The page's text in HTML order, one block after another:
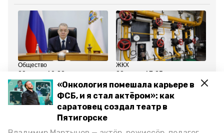
«Онкология помешала карьере в
ФСБ, и я стал актёром»: как
саратовец создал театр в
Пятигорске
Общество
29 мая , 10:38
Глава Ставрополья:
«Устраняем последствия
стихии в крае»
ЖКХ
28 мая , 17:25
Новую котельную
возведут в Пятигорске в
2026 году